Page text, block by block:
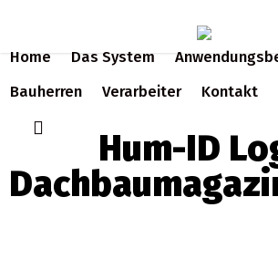
main
content
Home Das System
Bauherren
Verarbeiter Kontakt
Hum-ID